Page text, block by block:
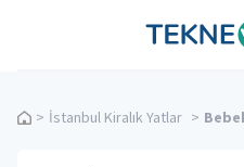
Tekne ve Yat
> İstanbul Kiralık Yatlar >